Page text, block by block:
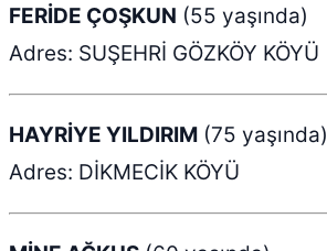
FERİDE ÇOŞKUN (55 yaşında)
Adres: SUŞEHRİ GÖZKÖY KÖYÜ
HAYRİYE YILDIRIM (75 yaşında)
Adres: DİKMECİK KÖYÜ